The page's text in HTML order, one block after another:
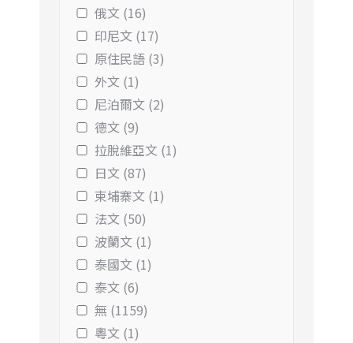
俄文 (16)
印尼文 (17)
原住民語 (3)
外文 (1)
尼泊爾文 (2)
德文 (9)
拉脫維亞文 (1)
日文 (87)
柬埔寨文 (1)
法文 (50)
波蘭文 (1)
泰國文 (1)
泰文 (6)
無 (1159)
粵文 (1)